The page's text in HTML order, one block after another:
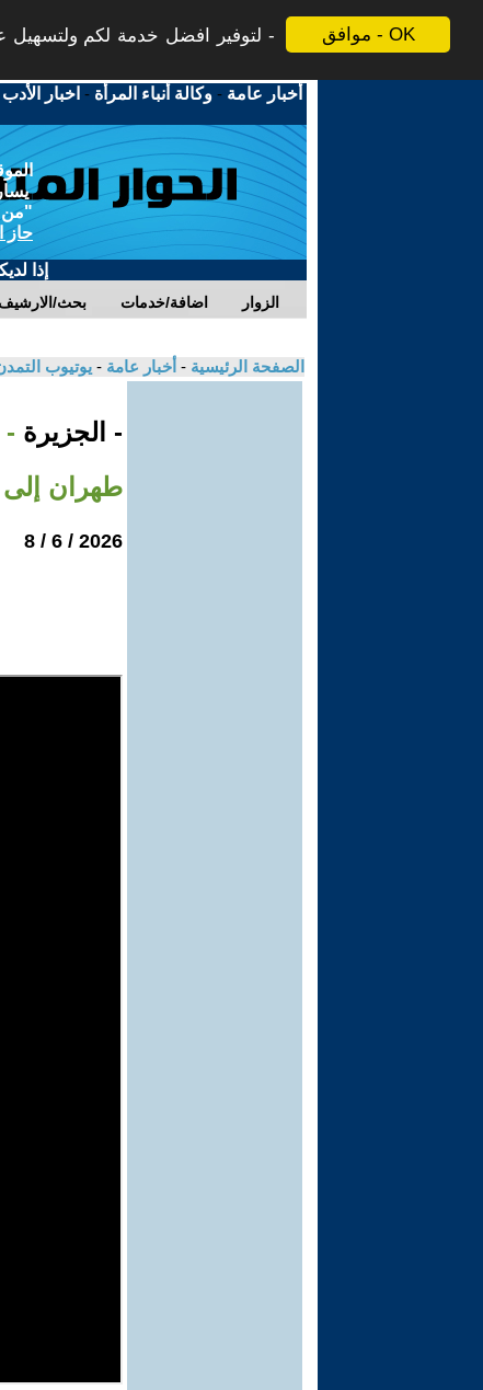
موافق - OK
لتوفير افضل خدمة لكم ولتسهيل
أخبار عامة -وكالة أنباء المرأة - اخبار
"من
حاز
إذا
بحث/الارشيف اضافة/خدمات الزوار
الصفحة الرئيسية - أخبار عامة - يوتيوب
- الجزيرة -
طهران إلى
2026 / 6 / 8